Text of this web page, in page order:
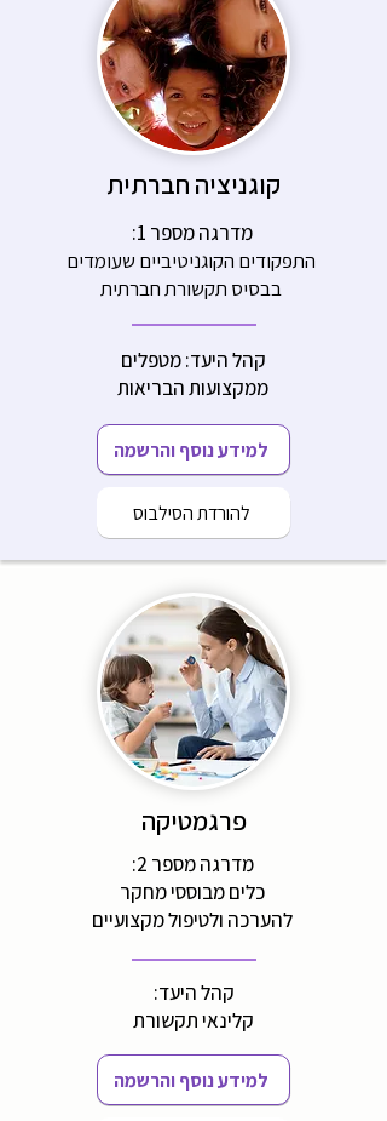
קוגניציה חברתית
מדרגה מספר 1:
התפקודים הקוגניטיביים שעומדים
בבסיס תקשורת חברתית
קהל היעד: מטפלים
ממקצועות הבריאות
למידע נוסף והרשמה
להורדת הסילבוס
פרגמטיקה
מדרגה מספר 2:
כלים מבוססי מחקר
להערכה ולטיפול מקצועיים
קהל היעד:
קלינאי תקשורת
למידע נוסף והרשמה